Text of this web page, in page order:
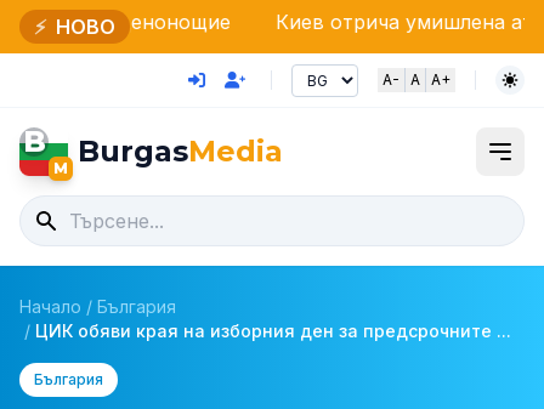
⚡ НОВО Киев отрича умишлена атака с дрон в
A- A A+
B
M BurgasMedia
Начало / България
/ ЦИК обяви края на изборния ден за предсрочните ...
България